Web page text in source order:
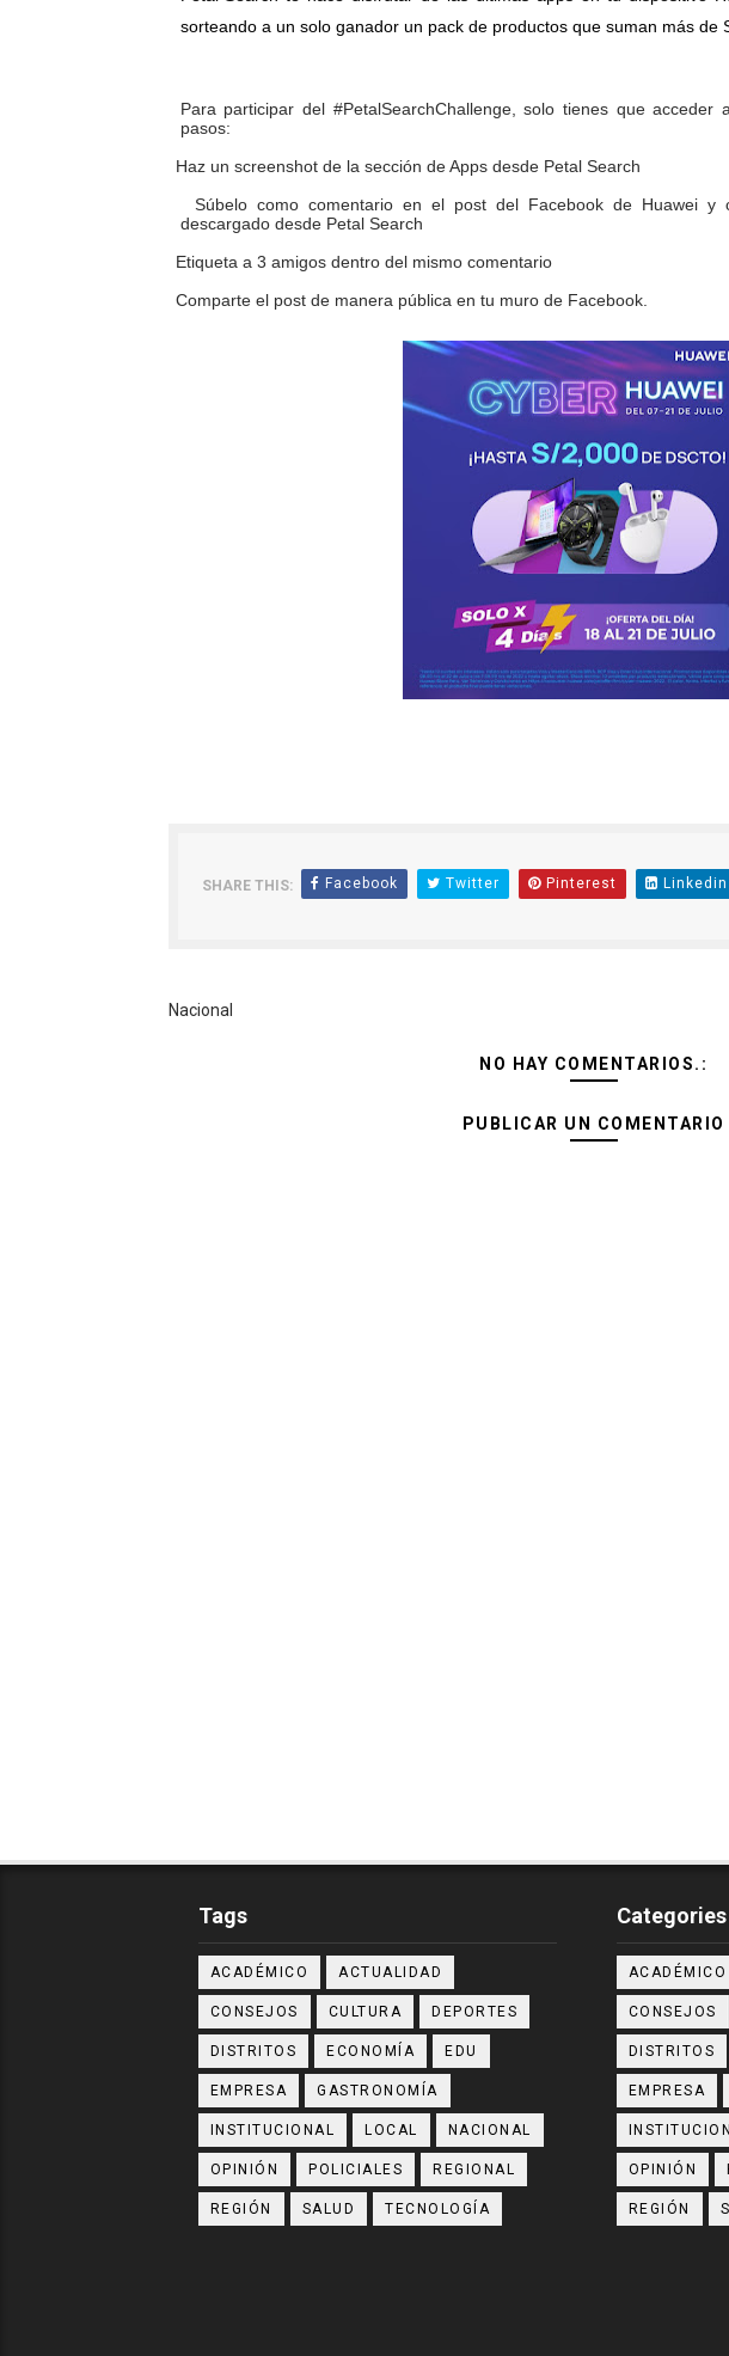
sorteando a un solo ganador un pack de productos que suman más de
Para participar del #PetalSearchChallenge, solo tienes que acceder
pasos:
Haz un screenshot de la sección de Apps desde Petal Search
Súbelo como comentario en el post del Facebook de Huawei y
descargado desde Petal Search
Etiqueta a 3 amigos dentro del mismo comentario
Comparte el post de manera pública en tu muro de Facebook.
SHARE THIS: Facebook Twitter Pinterest Linkedin
Nacional
NO HAY COMENTARIOS.:
PUBLICAR UN COMENTARIO
Tags
ACADÉMICO ACTUALIDAD
CONSEJOS CULTURA DEPORTES
DISTRITOS ECONOMÍA EDU
EMPRESA GASTRONOMÍA
INSTITUCIONAL LOCAL NACIONAL
OPINIÓN POLICIALES REGIONAL
REGIÓN SALUD TECNOLOGÍA
Categories
ACADÉMICO
CONSEJOS
DISTRITOS
EMPRESA
OPINIÓN
REGIÓN